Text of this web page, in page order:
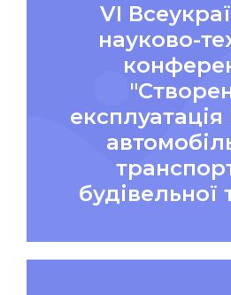
VІ
науково-
будівельної